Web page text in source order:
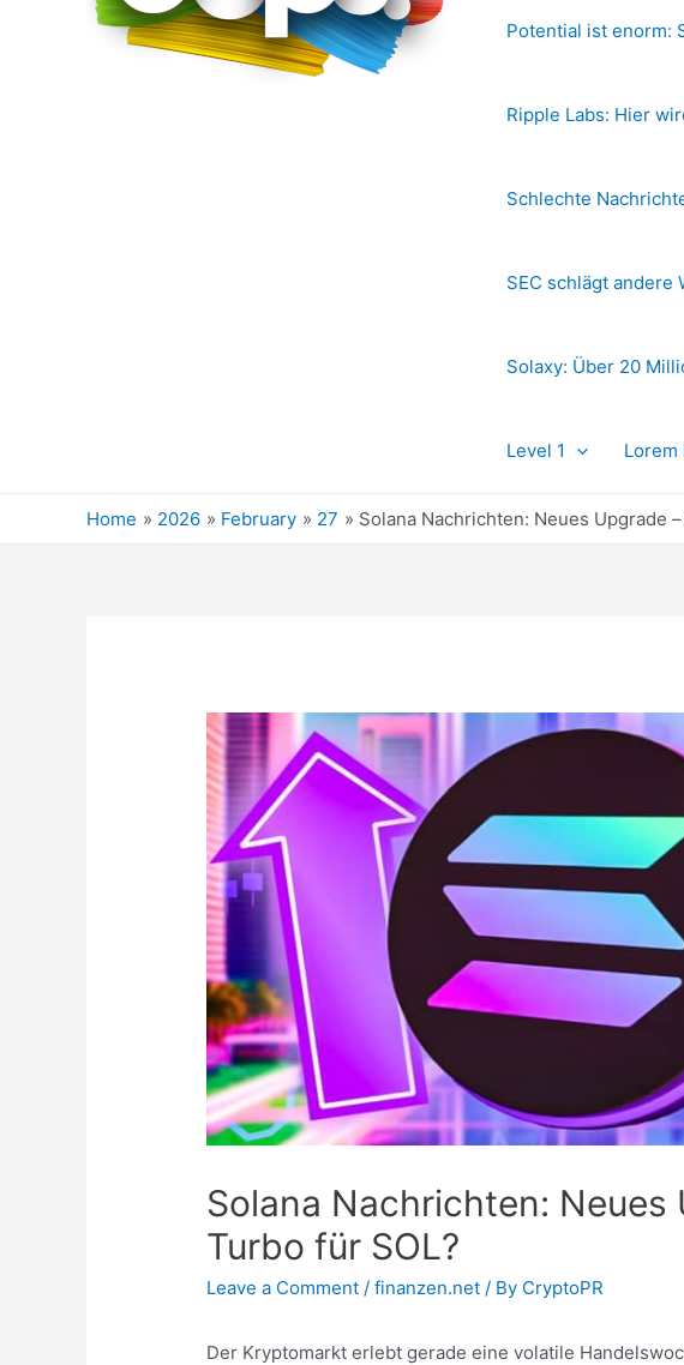
Potential ist enorm:
Ripple Labs: Hier
Schlechte
SEC schlägt andere
Solaxy: Über 20
Level 1 Lorem
Home 2026 February 27 Solana Nachrichten: Neues Upgrade
Solana Nachrichten: Neues
Turbo für SOL?
Leave a Comment /finanzen.net / By CryptoPR
Der Kryptomarkt erlebt gerade eine volatile